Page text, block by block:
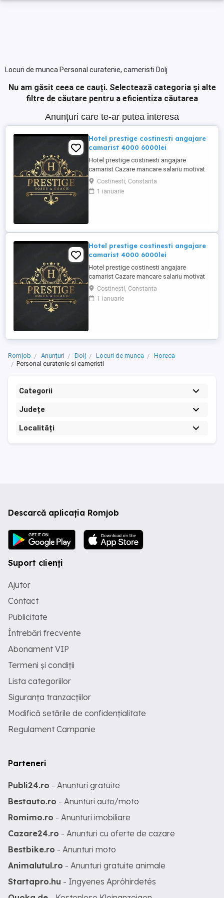
Locuri de munca Personal curatenie, cameristi Dolj
Nu am găsit ceea ce cauți. Selectează categoria și alte
filtre de căutare pentru a eficientiza căutarea
Anunțuri care te-ar putea interesa
Hotel prestige costinesti angajare
camarist 4000 6000lei
Hotel prestige costinesti angajare
camarist Cazare mancare salariu motivat
4000 6000
Costinesti, Constanta
1 ianuarie
Hotel prestige costinesti angajare
camarist 4000 6000lei
Hotel prestige costinesti angajare
camarist Cazare mancare salariu motivat
4000 6000
Costinesti, Constanta
1 ianuarie
Romjob Anunțuri Dolj Locuri de munca
Horeca
Personal curatenie si cameristi
Categorii
Județe
Localități
Descarcă aplicația Romjob
Suport clienți
Ajutor
Contact
Publicitate
Întrebări frecvente
Abonament VIP
Termeni și condiții
Lista categoriilor
Siguranța tranzacțiilor
Modifică setările de confidențialitate
Regulament Campanie
Parteneri
Publi24.ro - Anunturi gratuite
Bestauto.ro - Anunturi auto/moto
Romimo.ro - Anunturi imobiliare
Cazare24.ro - Anunturi cu oferte de cazare
Bestbike.ro - Anunturi moto
Animalutul.ro - Anunturi gratuite animale
Startapro.hu - Ingyenes Apróhirdetés